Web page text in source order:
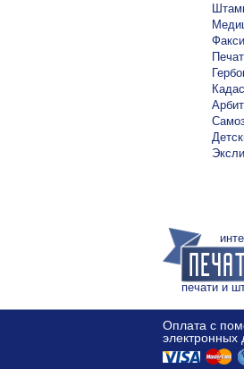
печати и
Оплата с
электронных